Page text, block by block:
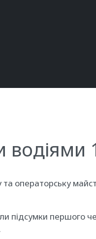
операторську
підсумки першого